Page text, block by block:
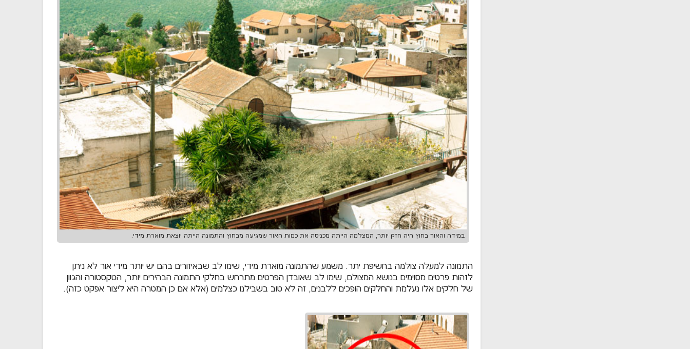
במידה והאור בחוץ היה חזק יותר, המצלמה הייתה מכניסה את כמות האור שמגיעה מבחוץ והתמונה הייתה יוצאת מוארת מידי.
התמונה למעלה צולמה בחשיפת יתר. משמע שהתמונה מוארת מידי, שימו לב שבאיזורים בהם יש יותר מידי אור לא ניתן
לזהות פרטים מסוימים בנושא המצולם, שימו לב שאובדן הפרטים מתרחש בחלקי התמונה הבהירים יותר, הטקסטורה והגוון
של חלקים אלו נעלמת והחלקים הופכים ללבנים, זה לא טוב בשבילנו כצלמים (אלא אם כן המטרה היא ליצור אפקט כזה).